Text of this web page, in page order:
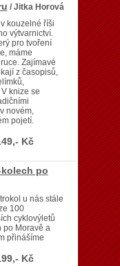
/ Jitka Horová
kouzelné říši
výtvarnictví.
pro tvoření
máme
Zajímavé
z časopisů,
knize se
novém,
pojetí.
Kč
po
u nás stále
100
cyklovýletů
po Moravě a
přinášíme
Kč